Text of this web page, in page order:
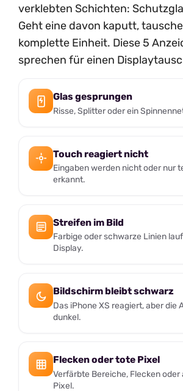
verklebten Schichten:
Geht eine davon kaputt,
komplette Einheit. Diese 5
sprechen für einen
Glas gesprungen
Risse, Splitter oder ein
Touch reagiert nicht
Eingaben werden nicht oder nur
erkannt.
Streifen im Bild
Farbige oder schwarze Linien
Display.
Bildschirm bleibt schwarz
Das iPhone XS reagiert, aber die
dunkel.
Flecken oder tote Pixel
Verfärbte Bereiche, Flecken oder
Pixel.